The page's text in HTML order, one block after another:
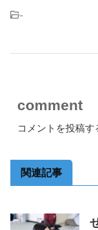
-
comment
コメントを投稿す
関連記事